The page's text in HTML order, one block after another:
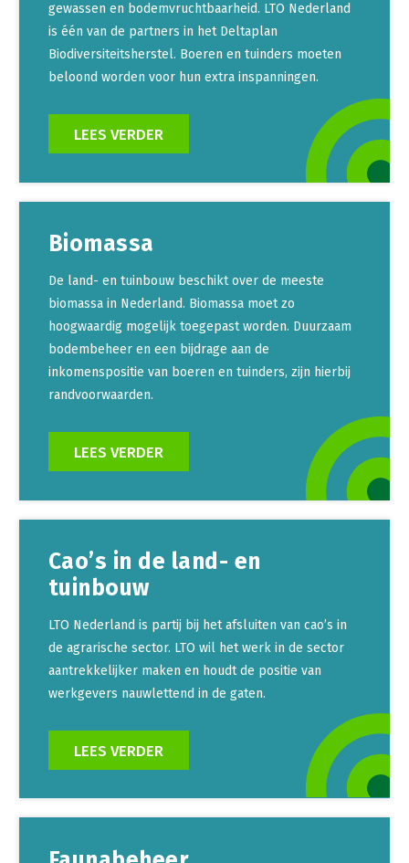
gewassen en bodemvruchtbaarheid. LTO Nederland
is één van de partners in het Deltaplan
Biodiversiteitsherstel. Boeren en tuinders moeten
beloond worden voor hun extra inspanningen.
LEES VERDER
Biomassa
De land- en tuinbouw beschikt over de meeste
biomassa in Nederland. Biomassa moet zo
hoogwaardig mogelijk toegepast worden. Duurzaam
bodembeheer en een bijdrage aan de
inkomenspositie van boeren en tuinders, zijn hierbij
randvoorwaarden.
LEES VERDER
Cao’s in de land- en
tuinbouw
LTO Nederland is partij bij het afsluiten van cao’s in
de agrarische sector. LTO wil het werk in de sector
aantrekkelijker maken en houdt de positie van
werkgevers nauwlettend in de gaten.
LEES VERDER